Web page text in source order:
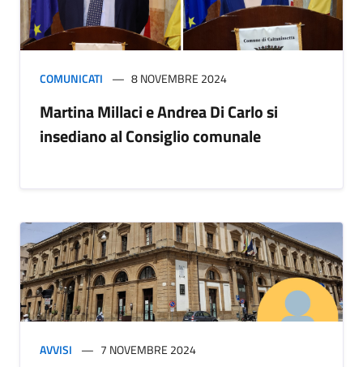
COMUNICATI 8 NOVEMBRE 2024
Martina Millaci e Andrea Di Carlo si
insediano al Consiglio comunale
AVVISI 7 NOVEMBRE 2024